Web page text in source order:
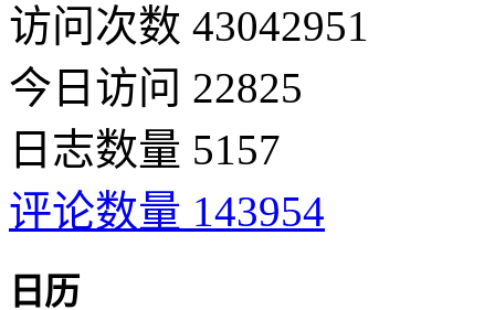
访问次数 43042951
今日访问 22825
日志数量 5157
评论数量 143954
日历